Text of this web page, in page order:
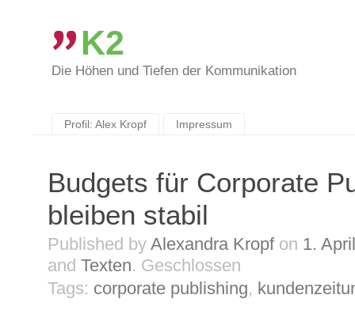
K2
Die Höhen und Tiefen der Kommunikation
Profil: Alex Kropf
Impressum
Budgets für Corporate
bleiben stabil
Published by Alexandra Kropf on 1.
and Texten. Geschlossen
Tags: corporate publishing,